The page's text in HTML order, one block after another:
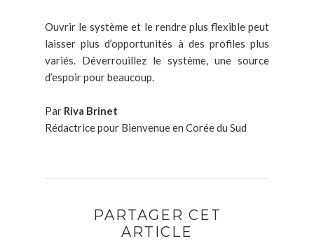
Ouvrir le système et le rendre plus flexible peut
laisser plus d’opportunités à des profiles plus
variés. Déverrouillez le système, une source
d’espoir pour beaucoup.
Par Riva Brinet
Rédactrice pour Bienvenue en Corée du Sud
PARTAGER CET
ARTICLE